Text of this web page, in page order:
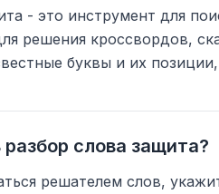
- это инструмент для
решения кроссвордов,
буквы и их
слова защита?
решателем слов,